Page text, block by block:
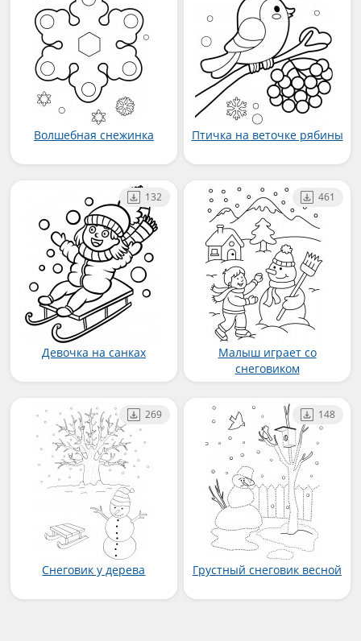
Волшебная снежинка Птичка на веточке рябины
Девочка на санках
132
Малыш играет со
снеговиком
461
Снеговик у дерева
269
Грустный снеговик весной
148